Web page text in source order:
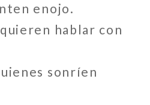
enojo.
hablar con
sonríen